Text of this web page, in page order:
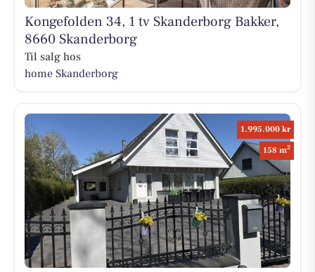
Kongefolden 34, 1 tv Skanderborg Bakker,
8660 Skanderborg
Til salg hos
home Skanderborg
1.995.000 kr
158 m2